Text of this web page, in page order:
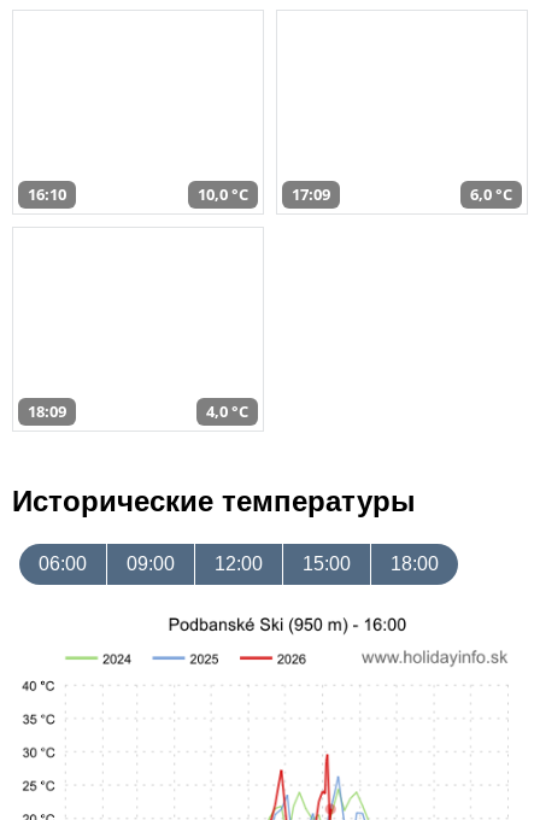
16:10 10,0 °C 17:09 6,0 °C
18:09 4,0 °C
Исторические температуры
06:00 09:00 12:00 15:00 18:00